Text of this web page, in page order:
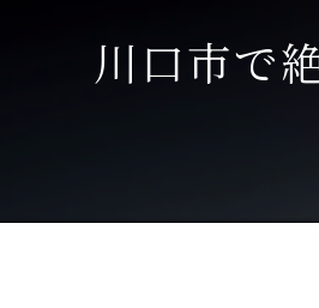
ディナーメ
ドリンク
川口市で